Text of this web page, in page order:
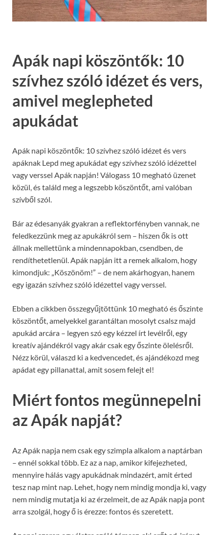
Apák napi köszöntők: 10
szívhez szóló idézet és vers,
amivel meglepheted
apukádat
Apák napi köszöntők: 10 szívhez szóló idézet és vers
apáknak Lepd meg apukádat egy szívhez szóló idézettel
vagy verssel Apák napján! Válogass 10 megható üzenet
közül, és találd meg a legszebb köszöntőt, ami valóban
szívből szól.
Bár az édesanyák gyakran a reflektorfényben vannak, ne
feledkezzünk meg az apukákról sem – hiszen ők is ott
állnak mellettünk a mindennapokban, csendben, de
rendíthetetlenül. Apák napján itt a remek alkalom, hogy
kimondjuk: „Köszönöm!” – de nem akárhogyan, hanem
egy igazán szívhez szóló idézettel vagy verssel.
Ebben a cikkben összegyűjtöttünk 10 megható és őszinte
köszöntőt, amelyekkel garantáltan mosolyt csalsz majd
apukád arcára – legyen szó egy kézzel írt levélről, egy
kreatív ajándékról vagy akár csak egy őszinte ölelésről.
Nézz körül, válaszd ki a kedvencedet, és ajándékozd meg
apádat egy pillanattal, amit sosem felejt el!
Miért fontos megünnepelni
az Apák napját?
Az Apák napja nem csak egy szimpla alkalom a naptárban
– ennél sokkal több. Ez az a nap, amikor kifejezheted,
mennyire hálás vagy apukádnak mindazért, amit érted
tesz nap mint nap. Lehet, hogy nem mindig mondja ki, vagy
nem mindig mutatja ki az érzelmeit, de az Apák napja pont
arra szolgál, hogy ő is érezze: fontos és szeretett.